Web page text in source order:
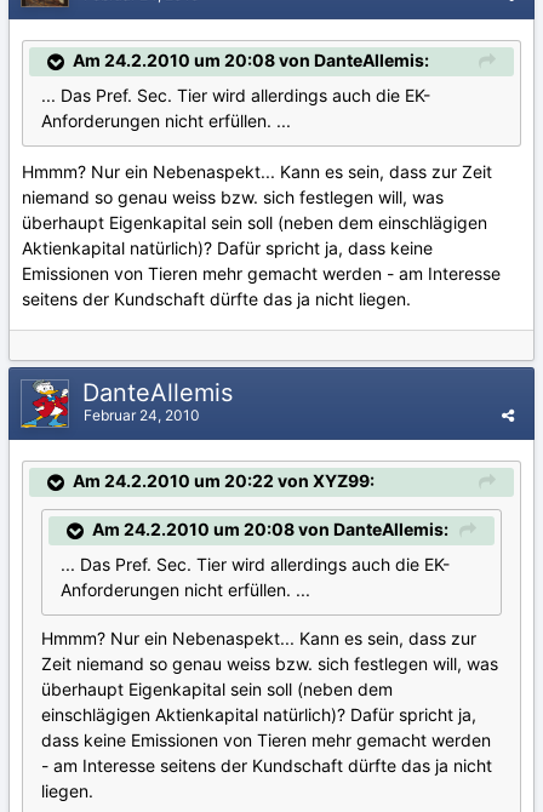
Am 24.2.2010 um 20:08 von DanteAllemis:
... Das Pref. Sec. Tier wird allerdings auch die EK-
Anforderungen nicht erfüllen. ...
Hmmm? Nur ein Nebenaspekt... Kann es sein, dass zur Zeit
niemand so genau weiss bzw. sich festlegen will, was
überhaupt Eigenkapital sein soll (neben dem einschlägigen
Aktienkapital natürlich)? Dafür spricht ja, dass keine
Emissionen von Tieren mehr gemacht werden - am Interesse
seitens der Kundschaft dürfte das ja nicht liegen.
DanteAllemis
Februar 24, 2010
Am 24.2.2010 um 20:22 von XYZ99:
Am 24.2.2010 um 20:08 von DanteAllemis:
... Das Pref. Sec. Tier wird allerdings auch die EK-
Anforderungen nicht erfüllen. ...
Hmmm? Nur ein Nebenaspekt... Kann es sein, dass zur
Zeit niemand so genau weiss bzw. sich festlegen will, was
überhaupt Eigenkapital sein soll (neben dem
einschlägigen Aktienkapital natürlich)? Dafür spricht ja,
dass keine Emissionen von Tieren mehr gemacht werden
- am Interesse seitens der Kundschaft dürfte das ja nicht
liegen.